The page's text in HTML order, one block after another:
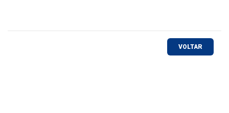
VOLTAR